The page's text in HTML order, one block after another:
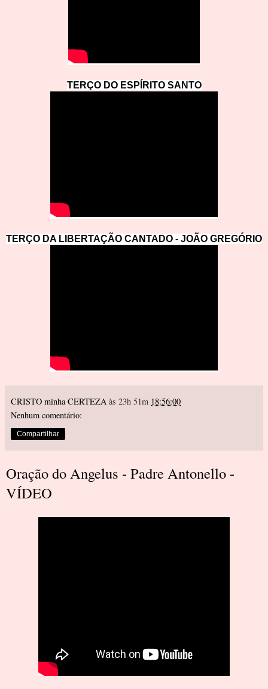
TERÇO DO ESPÍRITO SANTO
TERÇO DA LIBERTAÇÃO CANTADO - JOÃO GREGÓRIO
CRISTO minha CERTEZA às 23h 51m 18:56:00
Nenhum comentário:
Compartilhar
Oração do Angelus - Padre Antonello -
VÍDEO